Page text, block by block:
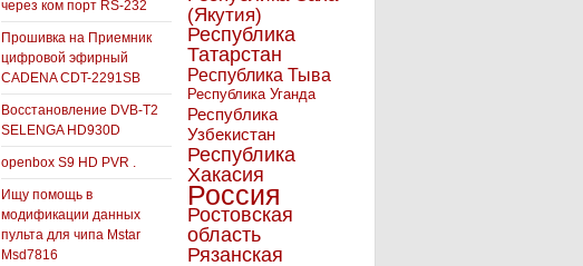
через ком порт RS-232
Прошивка на Приемник
цифровой эфирный
CADENA CDT-2291SB
Восстановление DVB-T2
SELENGA HD930D
openbox S9 HD PVR .
Ищу помощь в
модификации данных
пульта для чипа Mstar
Msd7816
(Якутия)
Республика
Татарстан
Республика Тыва
Республика Уганда
Республика
Узбекистан
Республика
Хакасия
Россия
Ростовская
область
Рязанская